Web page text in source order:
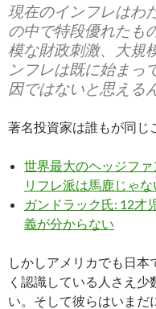
現在のインフレはわ
の中で特段優れたも
模な財政刺激、大規
ンフレは既に始まっ
因ではないと思える
著名投資家は誰もが同じ
世界最大のヘッジフ
リフレ派は馬鹿じゃ
ガンドラック氏: 12才
義が分からない
しかしアメリカでも日
く認識している人さえ
い。そして彼らはいまだ